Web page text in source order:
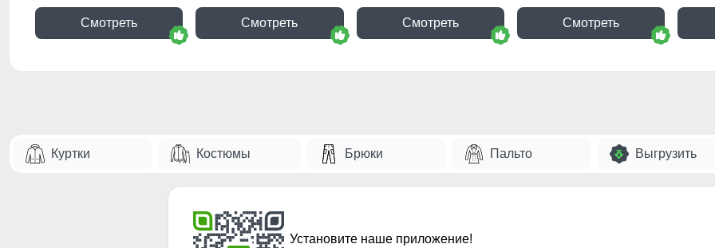
Смотреть Смотреть Смотреть Смотреть
Куртки Костюмы Брюки Пальто Выгрузить
Установите наше приложение!